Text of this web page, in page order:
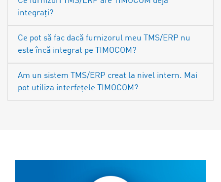
integrați?
Ce pot să fac dacă furnizorul meu TMS/ERP nu
este încă integrat pe TIMOCOM?
Am un sistem TMS/ERP creat la nivel intern. Mai
pot utiliza interfețele TIMOCOM?